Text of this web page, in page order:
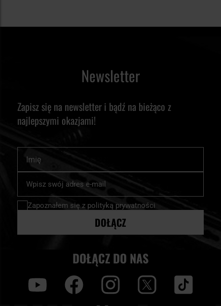
Newsletter
Zapisz się na newsletter i bądź na bieżąco z
najlepszymi okazjami!
nasz
newsletter:
Zapoznałem się z polityką prywatności
DOŁĄCZ
DOŁĄCZ DO NAS